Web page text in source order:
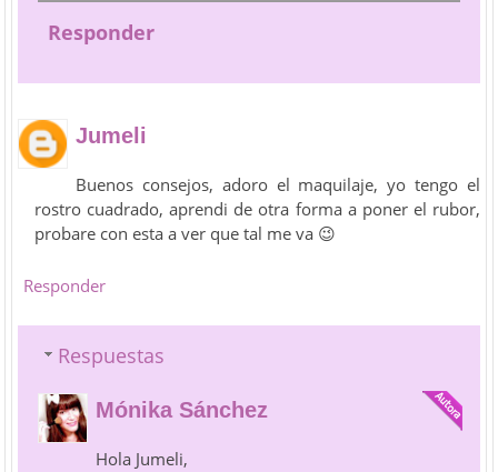
Responder
Jumeli
Buenos consejos, adoro el maquilaje, yo tengo el
rostro cuadrado, aprendi de otra forma a poner el rubor,
probare con esta a ver que tal me va 😉
Responder
Respuestas
Mónika Sánchez
Hola Jumeli,